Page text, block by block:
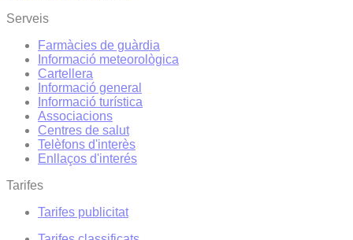
Serveis
Farmàcies de guàrdia
Informació meteorològica
Cartellera
Informació general
Informació turística
Associacions
Centres de salut
Telèfons d'interès
Enllaços d'interés
Tarifes
Tarifes publicitat